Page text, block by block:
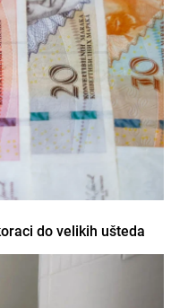
do velikih ušteda